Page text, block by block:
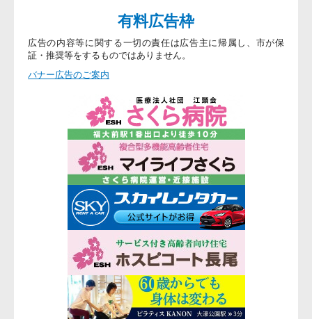
有料広告枠
広告の内容等に関する一切の責任は広告主に帰属し、市が保
証・推奨等をするものではありません。
バナー広告のご案内